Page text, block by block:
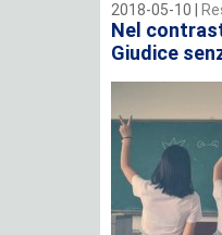
2018-05-10 |
Nel
Giudice